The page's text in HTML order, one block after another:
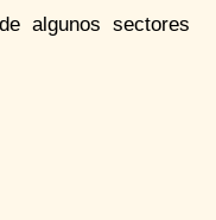
algunos sectores